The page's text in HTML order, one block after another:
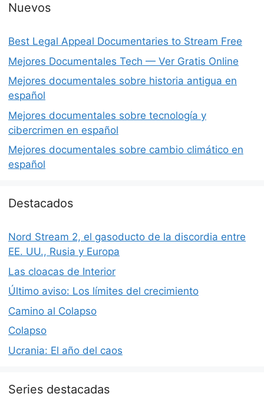
Nuevos
Best Legal Appeal Documentaries to Stream Free
Mejores Documentales Tech — Ver Gratis Online
Mejores documentales sobre historia antigua en
español
Mejores documentales sobre tecnología y
cibercrimen en español
Mejores documentales sobre cambio climático en
español
Destacados
Nord Stream 2, el gasoducto de la discordia entre
EE. UU., Rusia y Europa
Las cloacas de Interior
Último aviso: Los límites del crecimiento
Camino al Colapso
Colapso
Ucrania: El año del caos
Series destacadas